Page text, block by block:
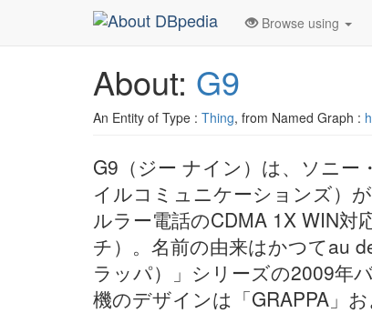
Browse using
About: G9
An Entity of Type : Thing, from Named Graph :
G9（ジー ナイン）は、ソニ
イルコミュニケーションズ）
ルラー電話のCDMA 1X WIN対
チ）。名前の由来はかつてau
ラッパ）」シリーズの2009年
機のデザインは「GRAPPA」